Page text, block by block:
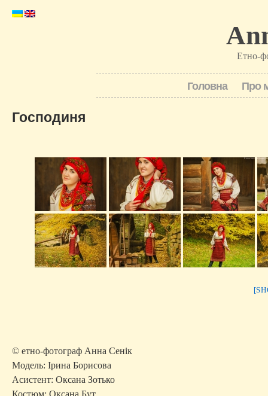
Етно-
Головна Про
Господиня
© етно-фотограф Анна Сенік
Модель: Ірина Борисова
Асистент: Оксана Зотько
Костюм: Оксана Бут